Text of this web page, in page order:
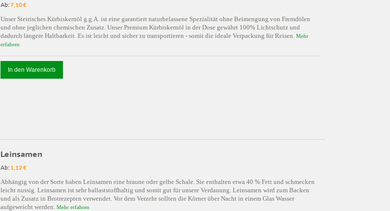
Ab:7,10 €
Unser Steirisches Kürbiskernöl g.g.A. ist eine garantiert naturbelassene Spezialität ohne Beimengung von Fremdölen
und ohne jeglichen chemischen Zusatz. Unser Premium Kürbiskernöl in der Dose gewährt 100% Lichtschutz und
dadurch längere Haltbarkeit. Es ist leicht und sicher zu transportieren - somit die ideale Verpackung für Reisen. Mehr
erfahren
In den Warenkorb
Leinsamen
Ab: 1,12 €
Abhängig von der Sorte haben Leinsamen eine braune oder gelbe Schale. Sie enthalten etwa 40 % Fett und schmecken
leicht nussig. Leinsamen ist sehr ballaststoffhaltig und somit gut für unsere Verdauung. Leinsamen wird zum Backen
und als Zusatz in Brotrezepten verwendet. Vor dem Verzehr sollten die Körner über Nacht in einem Glas Wasser
aufgeweicht werden. Mehr erfahren